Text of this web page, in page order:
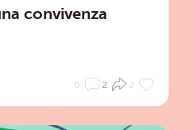
convivenza
0 2 2